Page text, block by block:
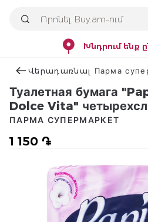
Խնդրում ենք
Վերադառնալ Парма
Туалетная бумага
Dolce Vita"
1 150 ֏
ПАРМА СУПЕРМАРКЕТ